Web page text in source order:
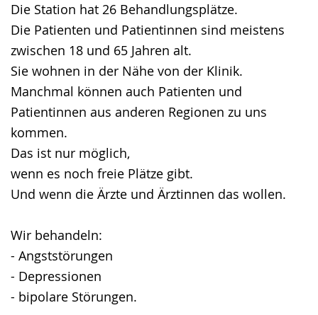
Die Station hat 26 Behandlungsplätze.
Die Patienten und Patientinnen sind meistens
zwischen 18 und 65 Jahren alt.
Sie wohnen in der Nähe von der Klinik.
Manchmal können auch Patienten und
Patientinnen aus anderen Regionen zu uns
kommen.
Das ist nur möglich,
wenn es noch freie Plätze gibt.
Und wenn die Ärzte und Ärztinnen das wollen.
Wir behandeln:
- Angststörungen
- Depressionen
- bipolare Störungen.